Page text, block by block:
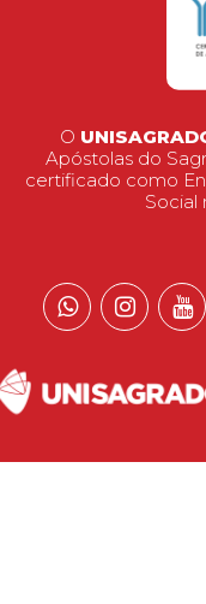
O
Apóstolas do
certificado como
Social